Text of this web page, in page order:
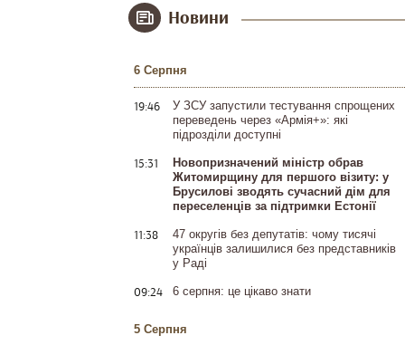
Новини
6 Серпня
19:46
У ЗСУ запустили тестування спрощених
переведень через «Армія+»: які
підрозділи доступні
15:31
Новопризначений міністр обрав
Житомирщину для першого візиту: у
Брусилові зводять сучасний дім для
переселенців за підтримки Естонії
11:38
47 округів без депутатів: чому тисячі
українців залишилися без представників
у Раді
09:24 6 серпня: це цікаво знати
5 Серпня